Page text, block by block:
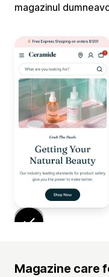
magazinul
Magazine care